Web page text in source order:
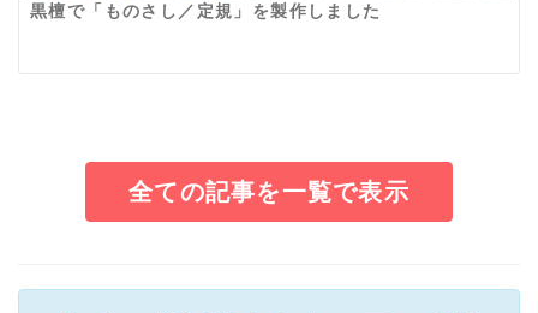
黒檀で「ものさし／定規」を製作しました
全ての記事を一覧で表示